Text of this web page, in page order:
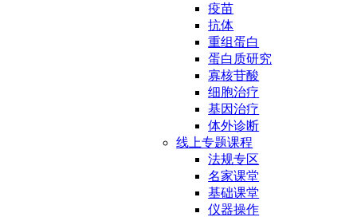
疫苗
抗体
重组蛋白
蛋白质研究
寡核苷酸
细胞治疗
基因治疗
体外诊断
线上专题课程
法规专区
名家课堂
基础课堂
仪器操作